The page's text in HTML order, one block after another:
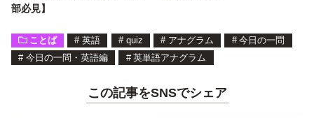
部必見】
ことば # 英語 # quiz # アナグラム # 今日の一問
# 今日の一問・英語編 # 英単語アナグラム
この記事をSNSでシェア